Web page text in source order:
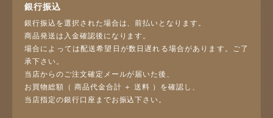
銀行振込
銀行振込を選択された場合は、前払いとなります。
商品発送は入金確認後になります。
場合によっては配送希望日が数日遅れる場合があります。ご了
承下さい。
当店からのご注文確定メールが届いた後、
お買物総額（ 商品代金合計 ＋ 送料 ）を確認し、
当店指定の銀行口座までお振込下さい。